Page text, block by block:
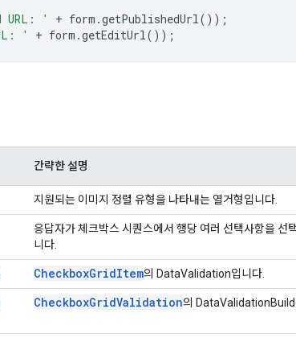
URL: ' + form .getPublishedUrl());
' + form .getEditUrl());
간략한 설명
지원되는 이미지 정렬 유형을 나타내는 열거형입니다.
응답자가 체크박스 시퀀스에서 행당 여러 선택사항을 선
니다.
CheckboxGridItem의 DataValidation입니다.
CheckboxGridValidation의